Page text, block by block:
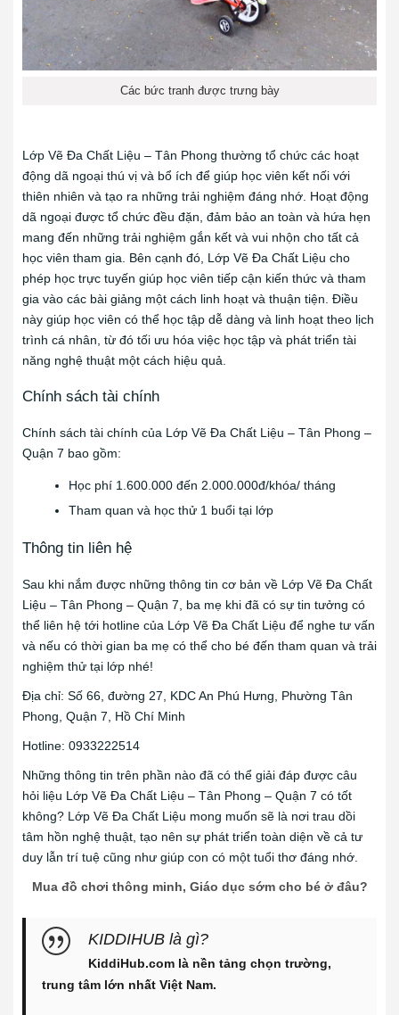
Các bức tranh được trưng bày
Lớp Vẽ Đa Chất Liệu – Tân Phong thường tổ chức các hoạt
động dã ngoại thú vị và bổ ích để giúp học viên kết nối với
thiên nhiên và tạo ra những trải nghiệm đáng nhớ. Hoạt động
dã ngoại được tổ chức đều đặn, đảm bảo an toàn và hứa hẹn
mang đến những trải nghiệm gắn kết và vui nhộn cho tất cả
học viên tham gia. Bên cạnh đó, Lớp Vẽ Đa Chất Liệu cho
phép học trực tuyến giúp học viên tiếp cận kiến thức và tham
gia vào các bài giảng một cách linh hoạt và thuận tiện. Điều
này giúp học viên có thể học tập dễ dàng và linh hoạt theo lịch
trình cá nhân, từ đó tối ưu hóa việc học tập và phát triển tài
năng nghệ thuật một cách hiệu quả.
Chính sách tài chính
Chính sách tài chính của Lớp Vẽ Đa Chất Liệu – Tân Phong –
Quận 7 bao gồm:
Học phí 1.600.000 đến 2.000.000đ/khóa/ tháng
Tham quan và học thử 1 buổi tại lớp
Thông tin liên hệ
Sau khi nắm được những thông tin cơ bản về Lớp Vẽ Đa Chất
Liệu – Tân Phong – Quận 7, ba mẹ khi đã có sự tin tưởng có
thể liên hệ tới hotline của Lớp Vẽ Đa Chất Liệu để nghe tư vấn
và nếu có thời gian ba mẹ có thể cho bé đến tham quan và trải
nghiệm thử tại lớp nhé!
Địa chỉ: Số 66, đường 27, KDC An Phú Hưng, Phường Tân
Phong, Quận 7, Hồ Chí Minh
Hotline: 0933222514
Những thông tin trên phần nào đã có thể giải đáp được câu
hỏi liệu Lớp Vẽ Đa Chất Liệu – Tân Phong – Quận 7 có tốt
không? Lớp Vẽ Đa Chất Liệu mong muốn sẽ là nơi trau dồi
tâm hồn nghệ thuật, tạo nên sự phát triển toàn diện về cả tư
duy lẫn trí tuệ cũng như giúp con có một tuổi thơ đáng nhớ.
Mua đồ chơi thông minh, Giáo dục sớm cho bé ở đâu?
KIDDIHUB là gì?
KiddiHub.com là nền tảng chọn trường,
trung tâm lớn nhất Việt Nam.